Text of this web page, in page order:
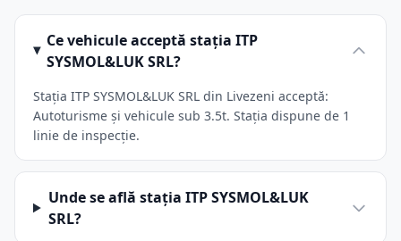
Ce vehicule acceptă stația ITP
SYSMOL&LUK SRL?
Stația ITP SYSMOL&LUK SRL din Livezeni acceptă:
Autoturisme și vehicule sub 3.5t. Stația dispune de 1
linie de inspecție.
Unde se află stația ITP SYSMOL&LUK
SRL?